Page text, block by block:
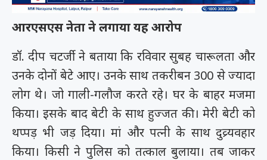
आरएसएस नेता ने लगाया यह आरोप
डॉ. दीप चटर्जी ने बताया कि रविवार सुबह चारूलता और
उनके दोनों बेटे आए। उनके साथ तकरीबन 300 से ज्यादा
लोग थे। जो गाली-गलौज करते रहे। घर के बाहर मजमा
किया। इसके बाद बेटी के साथ हुज्जत की। मेरी बेटी को
थप्पड़ भी जड़ दिया। मां और पत्नी के साथ दुव्र्यवहार
किया। किसी ने पुलिस को तत्काल बुलाया। तब जाकर